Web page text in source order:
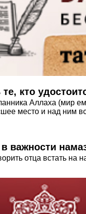
кто
Аллаха (мир
место и над ним
важности
отца встать на